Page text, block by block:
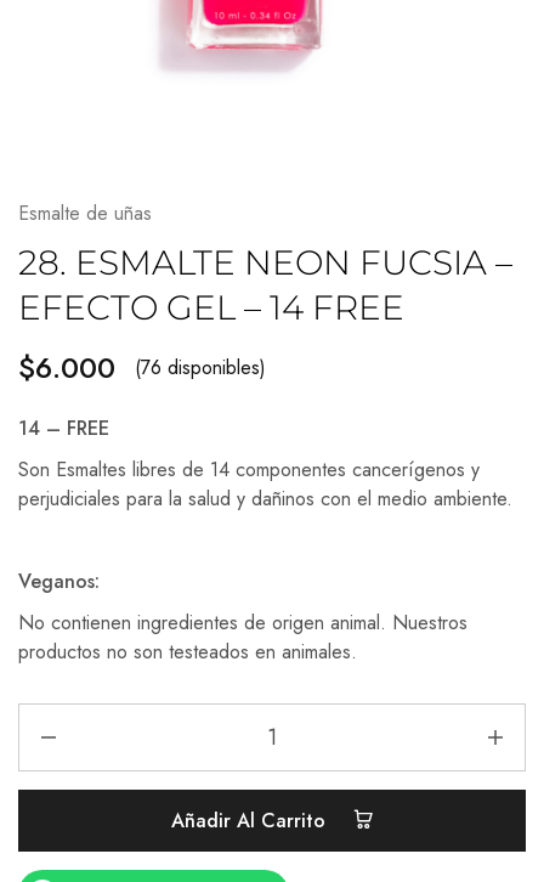
Esmalte de uñas
28. ESMALTE NEON FUCSIA –
EFECTO GEL – 14 FREE
$6.000 (76 disponibles)
14 – FREE
Son Esmaltes libres de 14 componentes cancerígenos y
perjudiciales para la salud y dañinos con el medio ambiente.
Veganos:
No contienen ingredientes de origen animal. Nuestros
productos no son testeados en animales.
Añadir Al Carrito